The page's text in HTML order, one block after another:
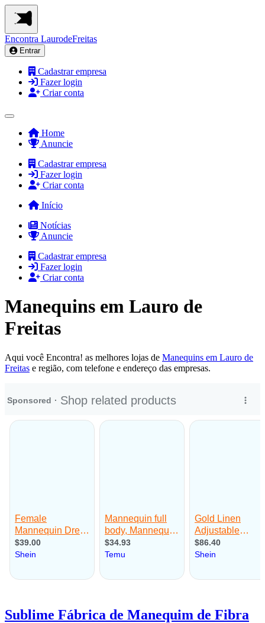
Encontra LaurodeFreitas
Entrar
Cadastrar empresa
Fazer login
Criar conta
Home
Anuncie
Cadastrar empresa
Fazer login
Criar conta
Início
Notícias
Anuncie
Cadastrar empresa
Fazer login
Criar conta
Manequins em Lauro de
Freitas
Aqui você Encontra! as melhores lojas de Manequins em Lauro de
Freitas e região, com telefone e endereço das empresas.
Sublime Fábrica de Manequim de Fibra